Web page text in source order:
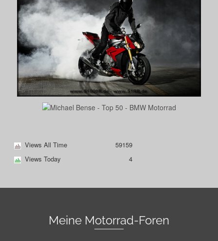
Views All Time
59159
Views Today
4
Meine Motorrad-Foren